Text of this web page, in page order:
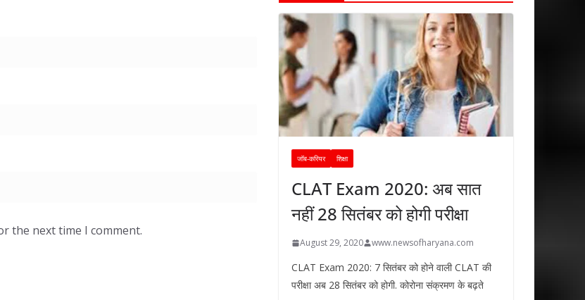
the next time I comment.
जॉब-करियर शिक्षा
CLAT Exam 2020: अब सात
नहीं 28 सितंबर को होगी परीक्षा
August 29, 2020 www.newsofharyana.com
CLAT Exam 2020: 7 सितंबर को होने वाली CLAT की
परीक्षा अब 28 सितंबर को होगी. कोरोना संक्रमण के बढ़ते